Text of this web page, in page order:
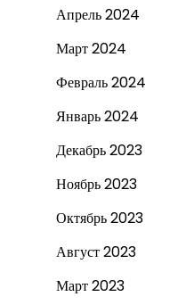
Апрель 2024
Март 2024
Февраль 2024
Январь 2024
Декабрь 2023
Ноябрь 2023
Октябрь 2023
Август 2023
Март 2023